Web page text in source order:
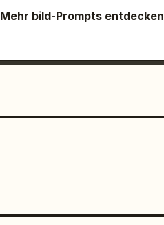
Mehr bild-Prompts entdecken